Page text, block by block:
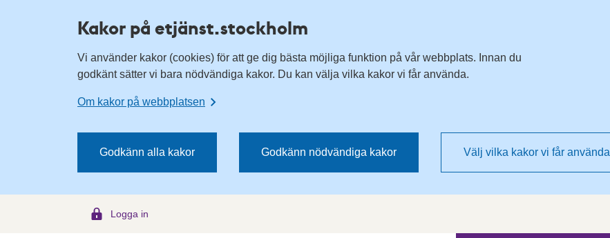
Kakor på etjänst.stockholm
Vi använder kakor (cookies) för att ge dig bästa möjliga funktion på vår webbplats. Innan du
godkänt sätter vi bara nödvändiga kakor. Du kan välja vilka kakor vi får använda.
Om kakor på webbplatsen
Godkänn alla kakor Godkänn nödvändiga kakor Välj vilka kakor vi får använda
Logga in